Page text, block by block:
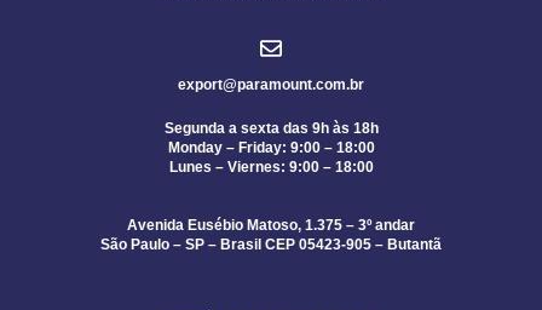
export@paramount.com.br
Segunda a sexta das 9h às 18h
Monday – Friday: 9:00 – 18:00
Lunes – Viernes: 9:00 – 18:00
Avenida Eusébio Matoso, 1.375 – 3º andar
São Paulo – SP – Brasil CEP 05423-905 – Butantã